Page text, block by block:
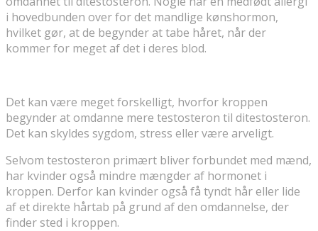
i hovedbunden over for det mandlige kønshormon,
hvilket gør, at de begynder at tabe håret, når der
kommer for meget af det i deres blod.
Det kan være meget forskelligt, hvorfor kroppen
begynder at omdanne mere testosteron til ditestosteron.
Det kan skyldes sygdom, stress eller være arveligt.
Selvom testosteron primært bliver forbundet med mænd,
har kvinder også mindre mængder af hormonet i
kroppen. Derfor kan kvinder også få tyndt hår eller lide
af et direkte hårtab på grund af den omdannelse, der
finder sted i kroppen.